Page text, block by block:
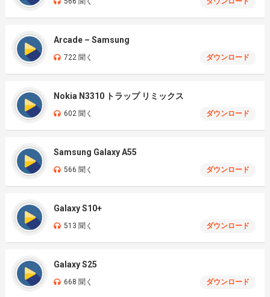
Arcade – Samsung
722 聞く ダウンロード
Nokia N3310 トラップ リミックス
602 聞く ダウンロード
Samsung Galaxy A55
566 聞く ダウンロード
Galaxy S10+
513 聞く ダウンロード
Galaxy S25
668 聞く ダウンロード